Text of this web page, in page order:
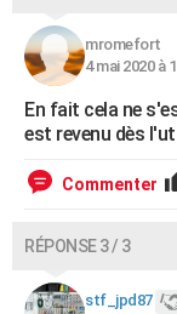
mromefort
4 mai 2020 à
En fait cela ne
est revenu dès
Commenter
RÉPONSE 3 / 3
stf_jpd87